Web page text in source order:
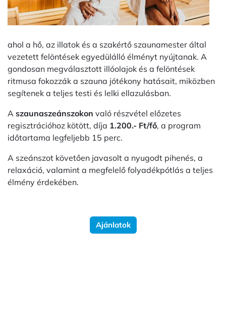
ahol a hő, az illatok és a szakértő szaunamester által
vezetett felöntések egyedülálló élményt nyújtanak. A
gondosan megválasztott illóolajok és a felöntések
ritmusa fokozzák a szauna jótékony hatásait, miközben
segítenek a teljes testi és lelki ellazulásban.
A szaunaszeánszokon való részvétel előzetes
regisztrációhoz kötött, díja 1.200.- Ft/fő, a program
időtartama legfeljebb 15 perc.
A szeánszot követően javasolt a nyugodt pihenés, a
relaxáció, valamint a megfelelő folyadékpótlás a teljes
élmény érdekében.
Ajánlatok